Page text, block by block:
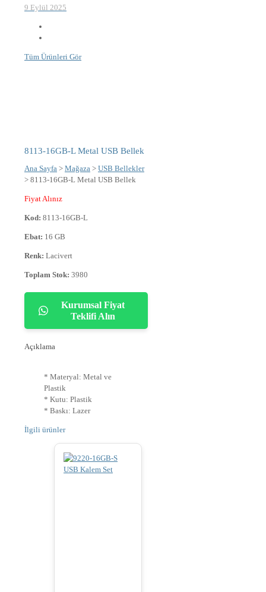
9 Eylül 2025
Tüm Ürünleri Gör
8113-16GB-L Metal USB Bellek
Ana Sayfa > Mağaza > USB Bellekler
> 8113-16GB-L Metal USB Bellek
Fiyat Alınız
Kod: 8113-16GB-L
Ebat: 16 GB
Renk: Lacivert
Toplam Stok: 3980
Kurumsal Fiyat
Teklifi Alın
Açıklama
* Materyal: Metal ve
Plastik
* Kutu: Plastik
* Baskı: Lazer
İlgili ürünler